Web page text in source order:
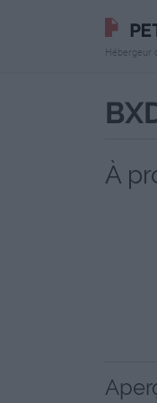
Hébergeur
À